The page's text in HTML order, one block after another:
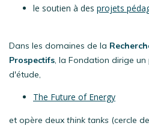
le soutien à des projets
Dans les domaines de la
Prospectifs, la Fondation dirige
d'étude,
The Future of Energy
et opère deux think tanks (cercle